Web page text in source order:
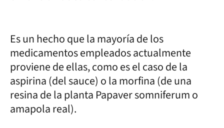
Es un hecho que la mayoría de los
medicamentos empleados actualmente
proviene de ellas, como es el caso de la
aspirina (del sauce) o la morfina (de una
resina de la planta Papaver somniferum o
amapola real).